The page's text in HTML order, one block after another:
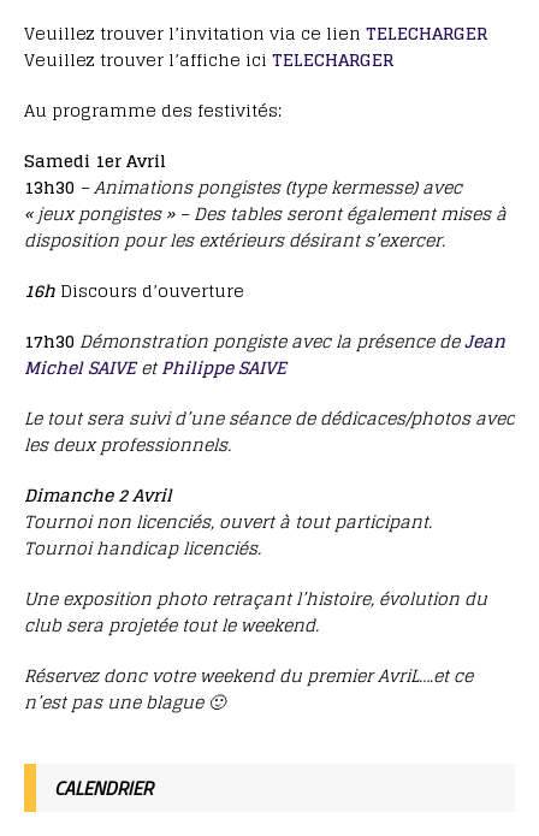
Veuillez trouver l’invitation via ce lien TELECHARGER
Veuillez trouver l’affiche ici TELECHARGER
Au programme des festivités:
Samedi 1er Avril
13h30 – Animations pongistes (type kermesse) avec
« jeux pongistes » – Des tables seront également mises à
disposition pour les extérieurs désirant s’exercer.
16h Discours d’ouverture
17h30 Démonstration pongiste avec la présence deJean
Michel SAIVEetPhilippe SAIVE
Le tout sera suivi d’une séance de dédicaces/photos avec
les deux professionnels.
Dimanche 2 Avril
Tournoi non licenciés, ouvert à tout participant.
Tournoi handicap licenciés.
Une exposition photo retraçant l’histoire, évolution du
club sera projetée tout le weekend.
Réservez donc votre weekend du premier AvriL….et ce
n’est pas une blague 🙂
CALENDRIER